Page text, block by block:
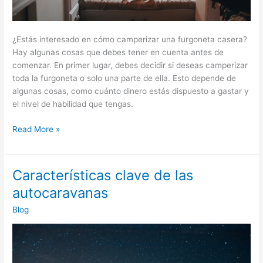
¿Estás interesado en cómo camperizar una furgoneta casera?
Hay algunas cosas que debes tener en cuenta antes de
comenzar. En primer lugar, debes decidir si deseas camperizar
toda la furgoneta o solo una parte de ella. Esto depende de
algunas cosas, como cuánto dinero estás dispuesto a gastar y
el nivel de habilidad que tengas.
Cómo
una
de
forma
casera
Read More »
Características clave de las
autocaravanas
Blog